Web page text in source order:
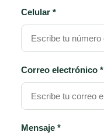
Celular *
Correo electrónico *
Mensaje *